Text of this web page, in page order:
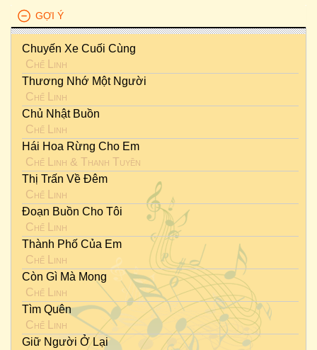
GỢI Ý
Chuyến Xe Cuối Cùng
Chế Linh
Thương Nhớ Một Người
Chế Linh
Chủ Nhật Buồn
Chế Linh
Hái Hoa Rừng Cho Em
Chế Linh & Thanh Tuyền
Thị Trấn Về Đêm
Chế Linh
Đoạn Buồn Cho Tôi
Chế Linh
Thành Phố Của Em
Chế Linh
Còn Gì Mà Mong
Chế Linh
Tìm Quên
Chế Linh
Giữ Người Ở Lại